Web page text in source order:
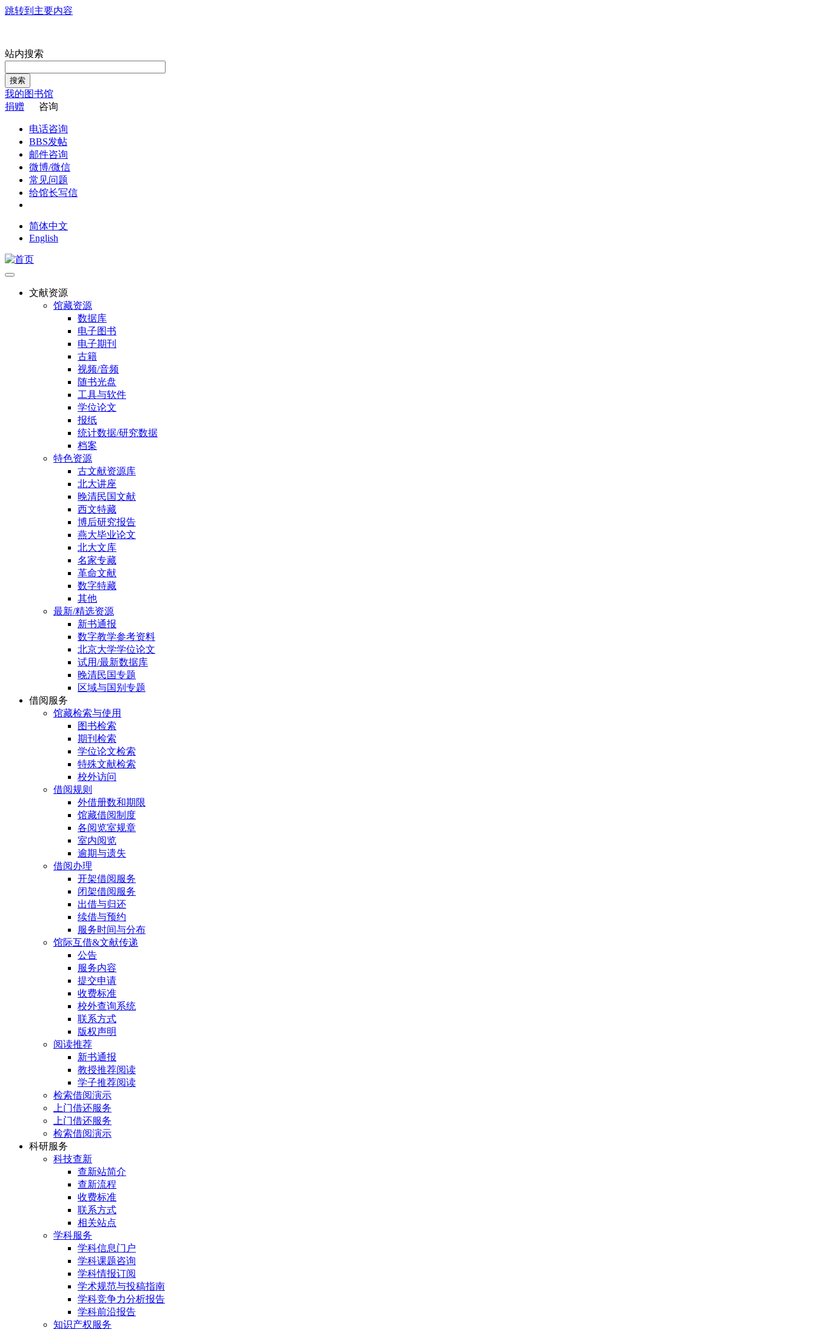
跳转到主要内容
站内搜索
搜索
我的图书馆
捐赠
咨询
电话咨询
BBS发帖
邮件咨询
微博/微信
常见问题
给馆长写信
简体中文
English
文献资源
馆藏资源
数据库
电子图书
电子期刊
古籍
视频/音频
随书光盘
工具与软件
学位论文
报纸
统计数据/研究数据
档案
特色资源
古文献资源库
北大讲座
晚清民国文献
西文特藏
博后研究报告
燕大毕业论文
北大文库
名家专藏
革命文献
数字特藏
其他
最新/精选资源
新书通报
数字教学参考资料
北京大学学位论文
试用/最新数据库
晚清民国专题
区域与国别专题
借阅服务
馆藏检索与使用
图书检索
期刊检索
学位论文检索
特殊文献检索
校外访问
借阅规则
外借册数和期限
馆藏借阅制度
各阅览室规章
室内阅览
逾期与遗失
借阅办理
开架借阅服务
闭架借阅服务
出借与归还
续借与预约
服务时间与分布
馆际互借&文献传递
公告
服务内容
提交申请
收费标准
校外查询系统
联系方式
版权声明
阅读推荐
新书通报
教授推荐阅读
学子推荐阅读
检索借阅演示
上门借还服务
上门借还服务
检索借阅演示
科研服务
科技查新
查新站简介
查新流程
收费标准
联系方式
相关站点
学科服务
学科信息门户
学科课题咨询
学科情报订阅
学术规范与投稿指南
学科竞争力分析报告
学科前沿报告
知识产权服务